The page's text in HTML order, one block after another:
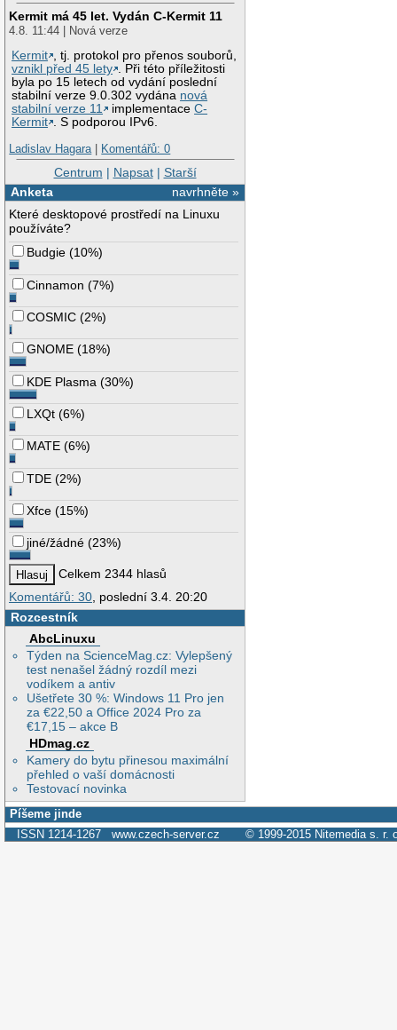
Kermit má 45 let. Vydán C-Kermit 11
4.8. 11:44 | Nová verze
Kermit , tj. protokol pro přenos souborů,
vznikl před 45 lety . Při této příležitosti
byla po 15 letech od vydání poslední
stabilní verze 9.0.302 vydána nová
stabilní verze 11
implementaceC-
Kermit . S podporou IPv6.
Ladislav Hagara| Komentářů: 0
Centrum | Napsat| Starší
navrhněte »
Anketa
Které desktopové prostředí na Linuxu
používáte?
Budgie (10%)
Cinnamon (7%)
COSMIC (2%)
GNOME (18%)
KDE Plasma (30%)
LXQt (6%)
MATE (6%)
TDE (2%)
Xfce (15%)
jiné/žádné (23%)
Celkem 2344 hlasů
Komentářů: 30 , poslední 3.4. 20:20
Rozcestník
AbcLinuxu
Týden na ScienceMag.cz: Vylepšený
test nenašel žádný rozdíl mezi
vodíkem a antiv
Ušetřete 30 %: Windows 11 Pro jen
za €22,50 a Office 2024 Pro za
€17,15 – akce B
HDmag.cz
Kamery do bytu přinesou maximální
přehled o vaší domácnosti
Testovací novinka
Píšeme jinde
ISSN 1214-1267 www.czech-server.cz © 1999-2015 Nitemedia s. r.